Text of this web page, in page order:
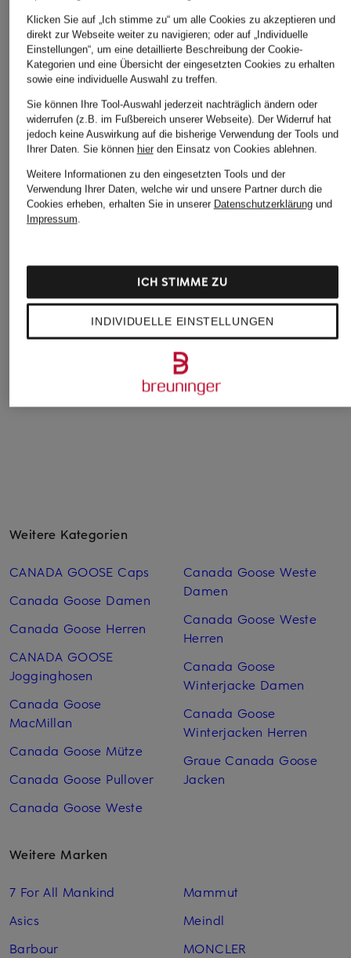
Daunenjacke
599,99 €
VAUDE
Funktionsjacke
NEYLAND
149,99 €
Bestpreis:127,49 €
Ursprünglich: 200 €
950 €
Weitere Kategorien
CANADA GOOSE Caps
Canada Goose Damen
Canada Goose Herren
CANADA GOOSE
Jogginghosen
Canada Goose
MacMillan
Canada Goose Mütze
Canada Goose Pullover
Canada Goose Weste
Canada Goose Weste
Damen
Canada Goose Weste
Herren
Canada Goose
Winterjacke Damen
Canada Goose
Winterjacken Herren
Graue Canada Goose
Jacken
Weitere Marken
7 For All Mankind
Asics
Barbour
Mammut
Meindl
MONCLER
Klicken Sie auf „Ich stimme zu“ um alle Cookies zu akzeptieren und
direkt zur Webseite weiter zu navigieren; oder auf „Individuelle
Einstellungen“, um eine detaillierte Beschreibung der Cookie-
Kategorien und eine Übersicht der eingesetzten Cookies zu erhalten
sowie eine individuelle Auswahl zu treffen.
Sie können Ihre Tool-Auswahl jederzeit nachträglich ändern oder
widerrufen (z.B. im Fußbereich unserer Webseite). Der Widerruf hat
jedoch keine Auswirkung auf die bisherige Verwendung der Tools und
Ihrer Daten. Sie können hierden Einsatz von Cookies ablehnen.
Weitere Informationen zu den eingesetzten Tools und der
Verwendung Ihrer Daten, welche wir und unsere Partner durch die
Cookies erheben, erhalten Sie in unserer Datenschutzerklärungund
Impressum.
INDIVIDUELLE EINSTELLUNGEN
ICH STIMME ZU